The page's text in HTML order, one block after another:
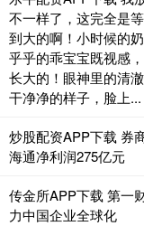
不一样了，这完全是
到大的啊！小时候的
乎乎的乖宝宝既视感
长大的！眼神里的清
干净净的样子，脸上...
炒股配资APP下载 券
海通净利润275亿元
传金所APP下载 第一
力中国企业全球化